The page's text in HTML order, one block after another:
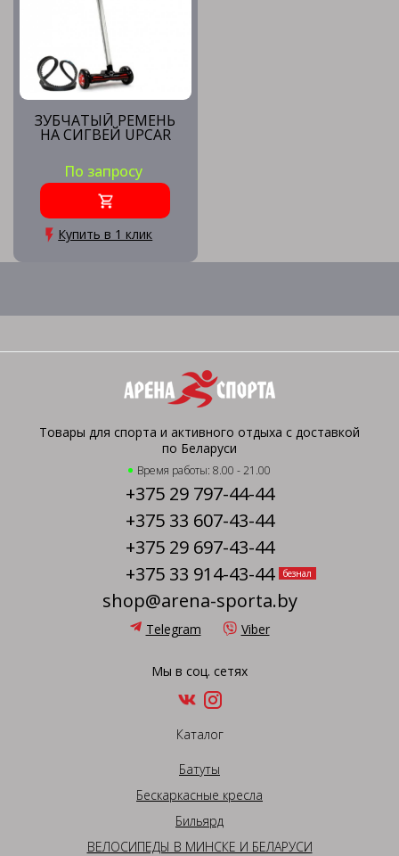
ЗУБЧАТЫЙ РЕМЕНЬ
НА СИГВЕЙ UPCAR
По запросу
Купить в 1 клик
Товары для спорта и активного отдыха с доставкой
по Беларуси
Время работы: 8.00 - 21.00
+375 29 797-44-44
+375 33 607-43-44
+375 29 697-43-44
+375 33 914-43-44
безнал
shop@arena-sporta.by
Telegram Viber
Мы в соц. сетях
Каталог
Батуты
Бескаркасные кресла
Бильярд
ВЕЛОСИПЕДЫ В МИНСКЕ И БЕЛАРУСИ